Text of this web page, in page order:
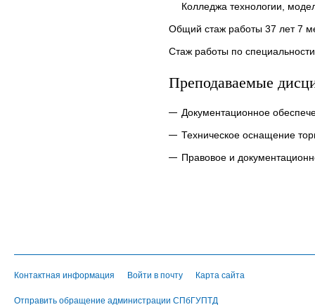
Колледжа технологии,
Общий стаж работы 37 лет 7
Стаж работы по
Преподаваемые
Документационное
Техническое оснащение
Правовое и
Контактная информация Войти в почту Карта сайта
Отправить обращение администрации СПбГУПТД